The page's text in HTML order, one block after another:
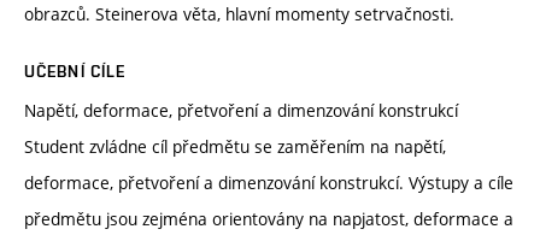
obrazců. Steinerova věta, hlavní momenty setrvačnosti.
UČEBNÍ CÍLE
Napětí, deformace, přetvoření a dimenzování konstrukcí
Student zvládne cíl předmětu se zaměřením na napětí,
deformace, přetvoření a dimenzování konstrukcí. Výstupy a cíle
předmětu jsou zejména orientovány na napjatost, deformace a